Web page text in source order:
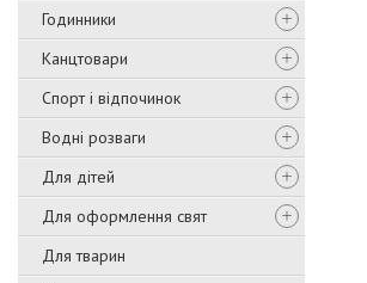
Годинники
Канцтовари
Спорт і відпочинок
Водні розваги
Для дітей
Для оформлення свят
Для тварин